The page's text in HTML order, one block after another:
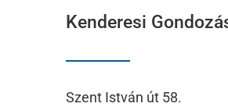
Kenderesi
Szent István út 58.